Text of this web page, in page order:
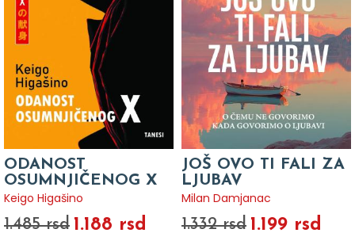
ODANOST
OSUMNJIČENOG X
Keigo Higašino
1.485 rsd 1.188 rsd
JOŠ OVO TI FALI ZA
LJUBAV
Milan Damjanac
1.332 rsd 1.199 rsd